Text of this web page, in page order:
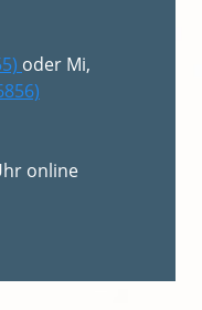
oder Mi,
online